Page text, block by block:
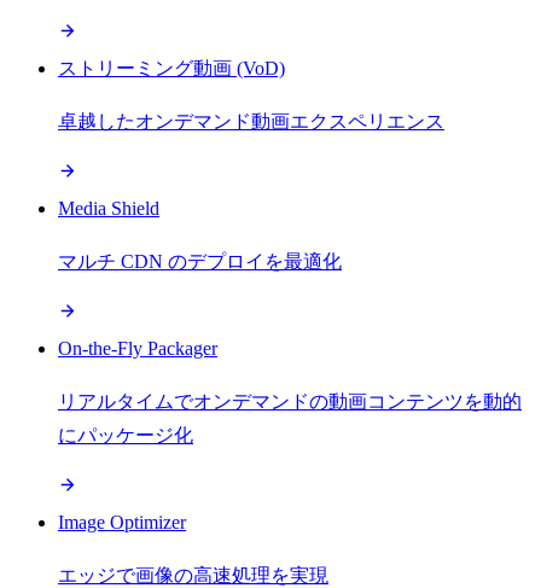
ストリーミング動画 (VoD)
卓越したオンデマンド動画エクスペリエンス
Media Shield
マルチ CDN のデプロイを最適化
On-the-Fly Packager
リアルタイムでオンデマンドの動画コンテンツを動的
にパッケージ化
Image Optimizer
エッジで画像の高速処理を実現